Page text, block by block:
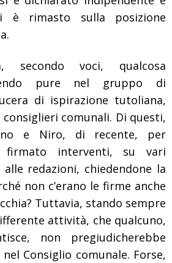
è rimasto sulla posizione
secondo voci, qualcosa
pure nel gruppo di
di ispirazione tutoliana,
comunali. Di questi,
e Niro, di recente, per
firmato interventi, su vari
redazioni, chiedendone la
non c’erano le firme anche
Tuttavia, stando sempre
attività, che qualcuno,
non pregiudicherebbe
Consiglio comunale. Forse,